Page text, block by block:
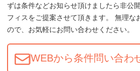
ずは条件などお知らせ頂けましたら非公
フィスをご提案させて頂きます。 無理な
ので、お気軽にお問い合わせください。
WEBから条件問い合わ